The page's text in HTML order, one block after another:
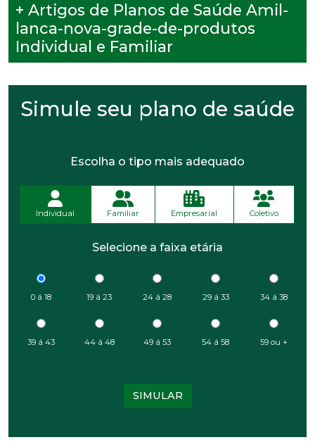
+ Artigos de Planos de Saúde Amil-
lanca-nova-grade-de-produtos
Individual e Familiar
Simule seu plano de saúde
Escolha o tipo mais adequado
Individual Familiar Empresarial Coletivo
Selecione a faixa etária
0 á 18 19 á 23 24 á 28 29 á 33 34 á 38
39 á 43 44 á 48 49 á 53 54 á 58 59 ou +
SIMULAR